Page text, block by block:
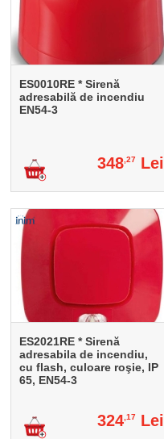
ES0010RE * Sirenă
adresabilă de incendiu
EN54-3
348,27 Lei
ES2021RE * Sirenă
adresabila de incendiu,
cu flash, culoare roşie, IP
65, EN54-3
324,17 Lei